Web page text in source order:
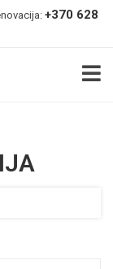
+370 628